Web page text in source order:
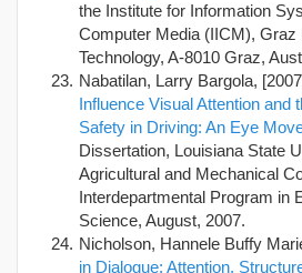
the Institute for Information
Computer Media (IICM), Graz
Technology, A-8010 Graz,
Nabatilan, Larry Bargola,
Influence Visual Attention and
Safety in Driving: An Eye
Dissertation, Louisiana State
Agricultural and Mechanical
Interdepartmental Program in
Science, August, 2007.
Nicholson, Hannele Buffy
in Dialogue: Attention,